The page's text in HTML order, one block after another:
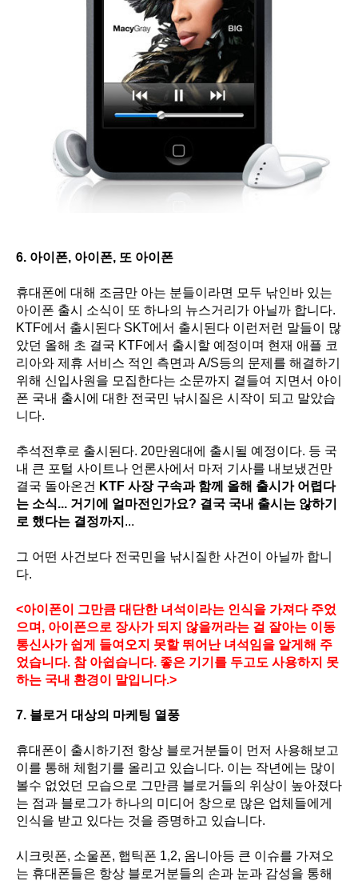
6. 아이폰, 아이폰, 또 아이폰
휴대폰에 대해 조금만 아는 분들이라면 모두 낚인바 있는
아이폰 출시 소식이 또 하나의 뉴스거리가 아닐까 합니다.
KTF에서 출시된다 SKT에서 출시된다 이런저런 말들이 많
았던 올해 초 결국 KTF에서 출시할 예정이며 현재 애플 코
리아와 제휴 서비스 적인 측면과 A/S등의 문제를 해결하기
위해 신입사원을 모집한다는 소문까지 곁들여 지면서 아이
폰 국내 출시에 대한 전국민 낚시질은 시작이 되고 말았습
니다.
추석전후로 출시된다. 20만원대에 출시될 예정이다. 등 국
내 큰 포털 사이트나 언론사에서 마저 기사를 내보냈건만
결국 돌아온건 KTF 사장 구속과 함께 올해 출시가 어렵다
는 소식... 거기에 얼마전인가요? 결국 국내 출시는 않하기
로 했다는 결정까지 ...
그 어떤 사건보다 전국민을 낚시질한 사건이 아닐까 합니
다.
<아이폰이 그만큼 대단한 녀석이라는 인식을 가져다 주었
으며, 아이폰으로 장사가 되지 않을꺼라는 걸 잘아는 이동
통신사가 쉽게 들여오지 못할 뛰어난 녀석임을 알게해 주
었습니다. 참 아쉽습니다. 좋은 기기를 두고도 사용하지 못
하는 국내 환경이 말입니다.>
7. 블로거 대상의 마케팅 열풍
휴대폰이 출시하기전 항상 블로거분들이 먼저 사용해보고
이를 통해 체험기를 올리고 있습니다. 이는 작년에는 많이
볼수 없었던 모습으로 그만큼 블로거들의 위상이 높아졌다
는 점과 블로그가 하나의 미디어 창으로 많은 업체들에게
인식을 받고 있다는 것을 증명하고 있습니다.
시크릿폰, 소울폰, 햅틱폰 1,2, 옴니아등 큰 이슈를 가져오
는 휴대폰들은 항상 블로거분들의 손과 눈과 감성을 통해